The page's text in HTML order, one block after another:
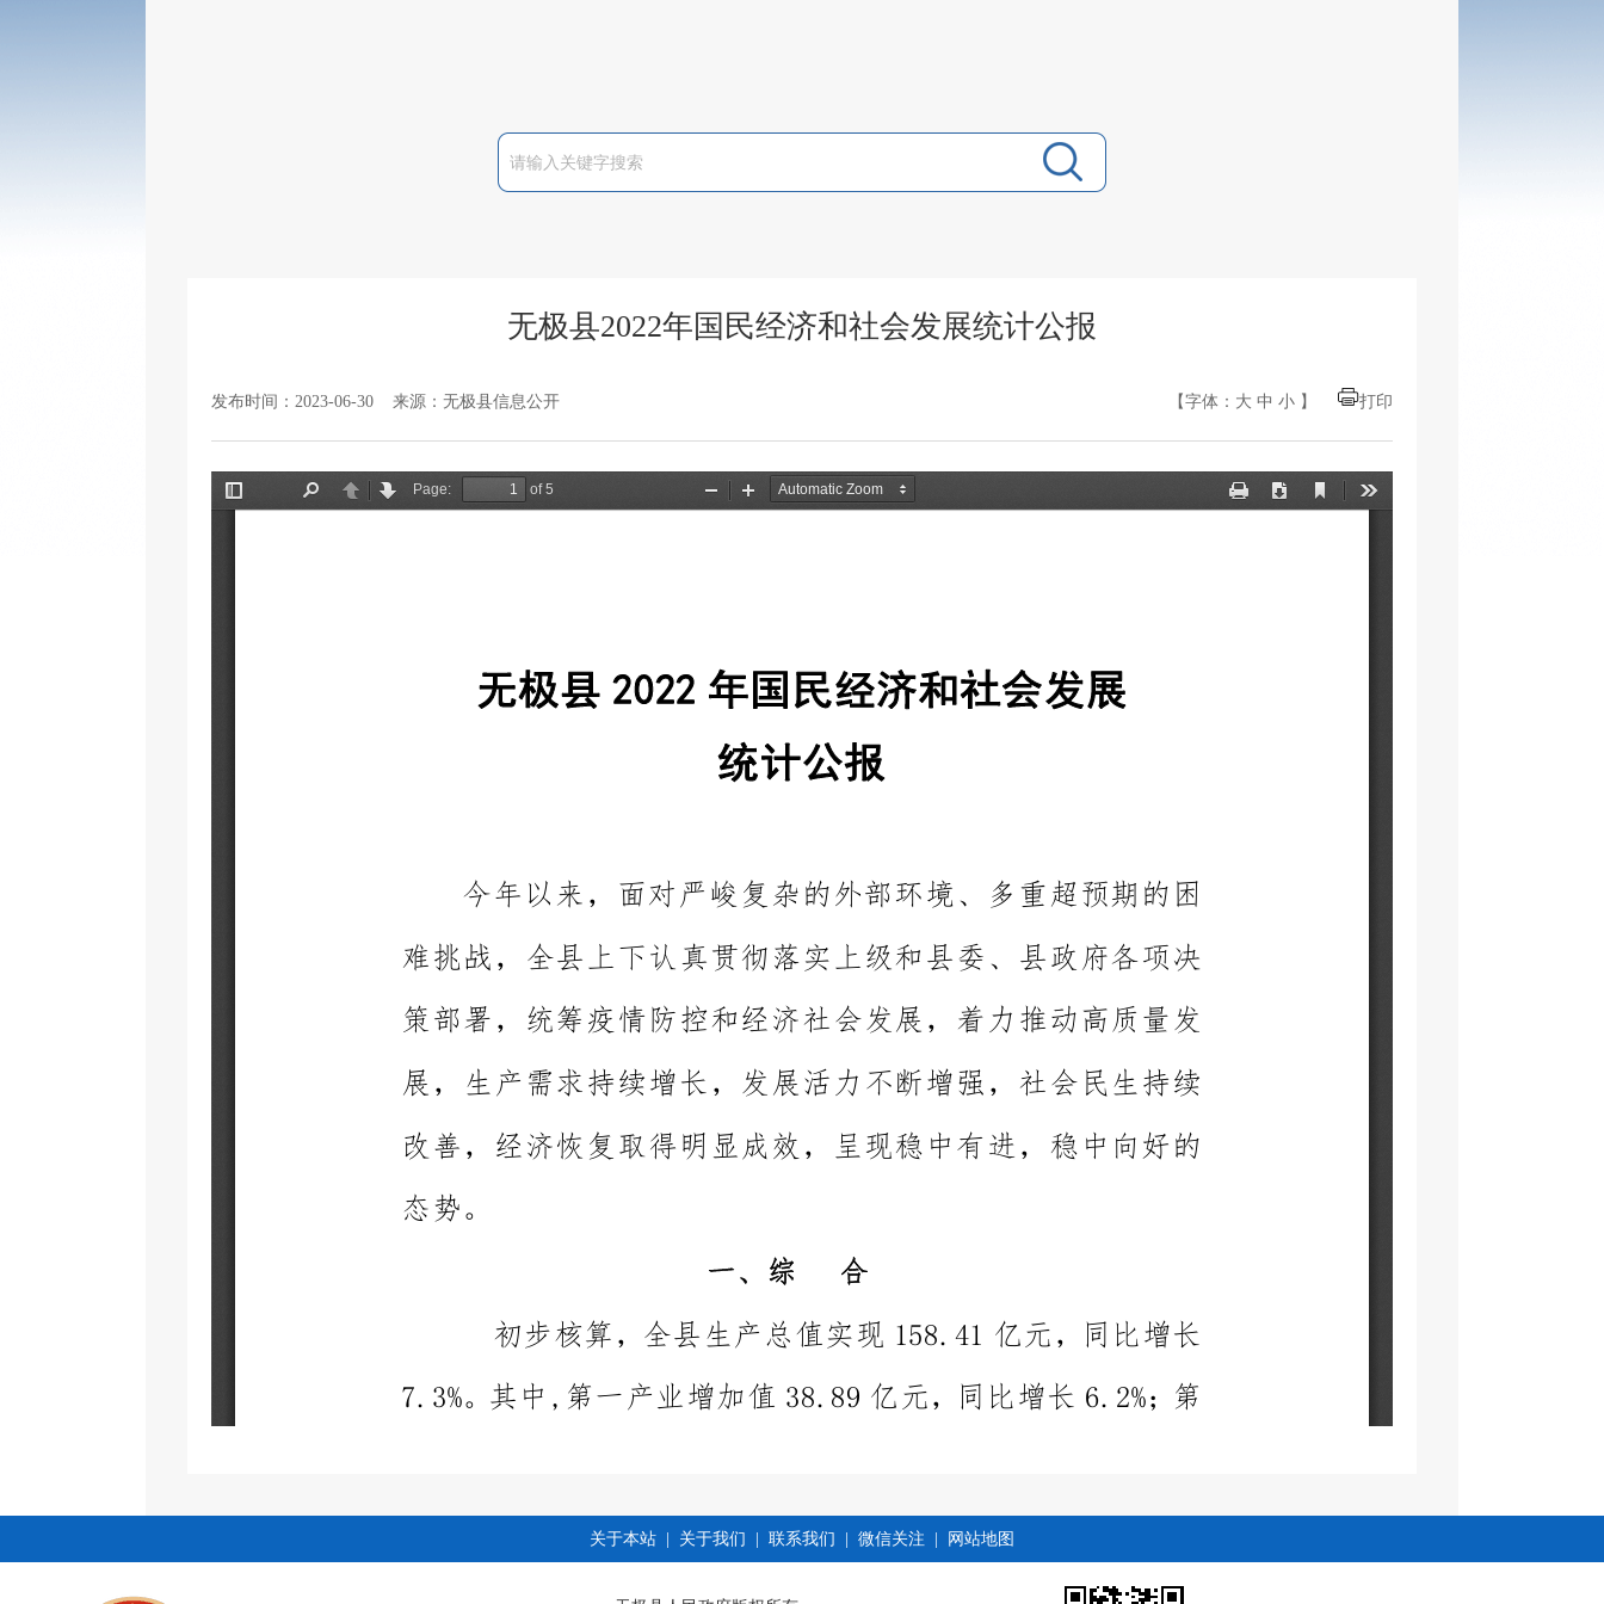
无极县2022年国民经济和社会发展统计公报
发布时间：2023-06-30 来源：无极县信息公开 【字体： 大 中 小 】 打印